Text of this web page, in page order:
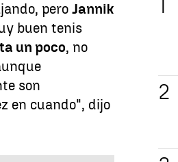
peroJannik
buen tenis
un poco, no
son
en cuando", dijo